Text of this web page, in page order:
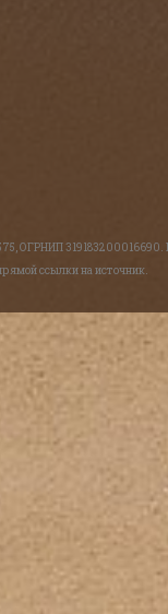
ОГРНИП 319183200016690.
ссылки на источник.